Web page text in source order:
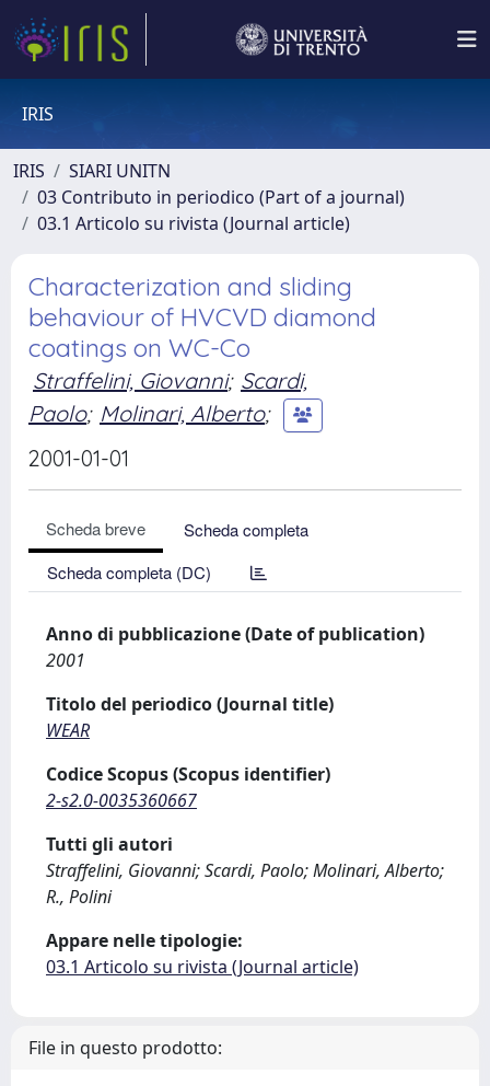
IRIS
IRIS
SIARI UNITN
03 Contributo in periodico (Part of a journal)
03.1 Articolo su rivista (Journal article)
Characterization and sliding
behaviour of HVCVD diamond
coatings on WC-Co
Straffelini, Giovanni; Scardi,
Paolo; Molinari, Alberto;
2001-01-01
Scheda breve
Scheda completa
Scheda completa (DC)
Anno di pubblicazione (Date of publication)
2001
Titolo del periodico (Journal title)
WEAR
Codice Scopus (Scopus identifier)
2-s2.0-0035360667
Tutti gli autori
Straffelini, Giovanni; Scardi, Paolo; Molinari, Alberto;
R., Polini
Appare nelle tipologie:
03.1 Articolo su rivista (Journal article)
File in questo prodotto: